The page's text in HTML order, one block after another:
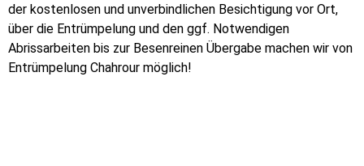
der kostenlosen und unverbindlichen Besichtigung vor Ort,
über die Entrümpelung und den ggf. Notwendigen
Abrissarbeiten bis zur Besenreinen Übergabe machen wir von
Entrümpelung Chahrour möglich!